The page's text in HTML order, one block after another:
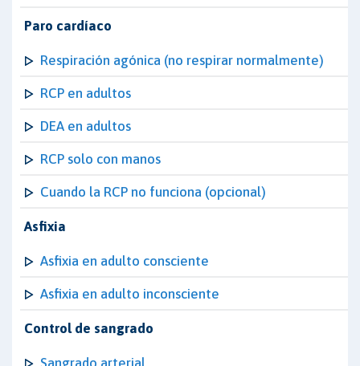
Paro cardíaco
Respiración agónica (no respirar normalmente)
RCP en adultos
DEA en adultos
RCP solo con manos
Cuando la RCP no funciona (opcional)
Asfixia
Asfixia en adulto consciente
Asfixia en adulto inconsciente
Control de sangrado
Sangrado arterial